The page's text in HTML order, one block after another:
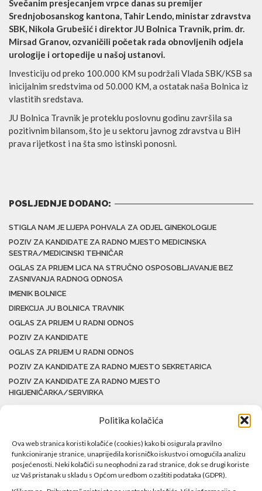
Politika kolačića
Ova web stranica koristi kolačiće (cookies) kako bi osigurala pravilno
funkcioniranje stranice, unaprijedila korisničko iskustvo i omogućila analizu
posjećenosti. Neki kolačići su neophodni za rad stranice, dok se drugi koriste
uz Vaš pristanak u skladu s Općom uredbom o zaštiti podataka (GDPR).
Svečanim presjecanjem vrpce danas su premijer
Srednjobosanskog kantona, Tahir Lendo, ministar zdravstva
SBK, Nikola Grubešić i direktor JU Bolnica Travnik, prim. dr.
Mirsad Granov, ozvaničili početak rada obnovljenih odjela
urologije i ortopedije u našoj ustanovi.
Investiciju od preko 100.000 KM su podržali Vlada SBK/KSB sa
inicijalnim sredstvima od 50.000 KM, a ostatak naša Bolnica iz
vlastitih sredstava.
JU Bolnica Travnik je proteklu poslovnu godinu završila sa
pozitivnim bilansom, što je u sektoru javnog zdravstva u BiH
prava rijetkost i na šta smo istinski ponosni.
POSLJEDNJE DODANO:
STIGLA NAM JE LIJEPA POHVALA ZA ODJEL GINEKOLOGIJE
POZIV ZA KANDIDATE ZA RADNO MJESTO MEDICINSKA
SESTRA/MEDICINSKI TEHNIČAR
OGLAS ZA PRIJEM LICA NA STRUČNO OSPOSOBLJAVANJE BEZ
ZASNIVANJA RADNOG ODNOSA
IMENIK BOLNICE
DIREKCIJA JU BOLNICA TRAVNIK
OGLAS ZA PRIJEM U RADNI ODNOS
POZIV ZA KANDIDATE
OGLAS ZA PRIJEM U RADNI ODNOS
POZIV ZA KANDIDATE ZA RADNO MJESTO SEKRETARICA
POZIV ZA KANDIDATE ZA RADNO MJESTO
HIGIJENIČARKA/SERVIRKA